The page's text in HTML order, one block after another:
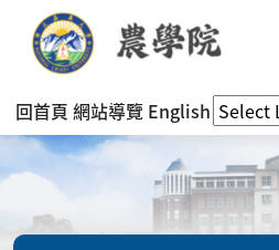
回首頁 網站導覽 English